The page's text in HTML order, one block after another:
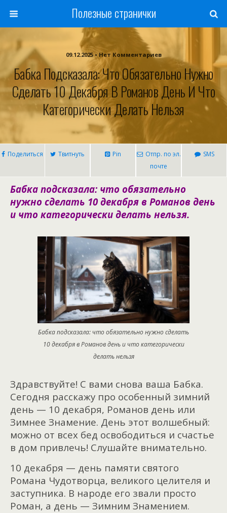
Полезные странички
09.12.2025 • Нет Комментариев
Бабка Подсказала: Что Обязательно Нужно
Сделать 10 Декабря В Романов День И Что
Категорически Делать Нельзя
Поделиться Твитнуть Pin
Отпр. по эл.
почте
SMS
Бабка подсказала: что обязательно
нужно сделать 10 декабря в Романов день
и что категорически делать нельзя.
Бабка подсказала: что обязательно нужно сделать
10 декабря в Романов день и что категорически
делать нельзя
Здравствуйте! С вами снова ваша Бабка.
Сегодня расскажу про особенный зимний
день — 10 декабря, Романов день или
Зимнее Знамение. День этот волшебный:
можно от всех бед освободиться и счастье
в дом привлечь! Слушайте внимательно.
10 декабря — день памяти святого
Романа Чудотворца, великого целителя и
заступника. В народе его звали просто
Роман, а день — Зимним Знамением.